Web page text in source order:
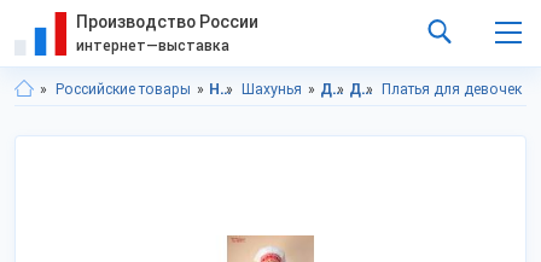
Производство России
интернет—выставка
Российские товары Нижегородская область Шахунья Детская одежда Детская одежда для девочек Платья для девочек